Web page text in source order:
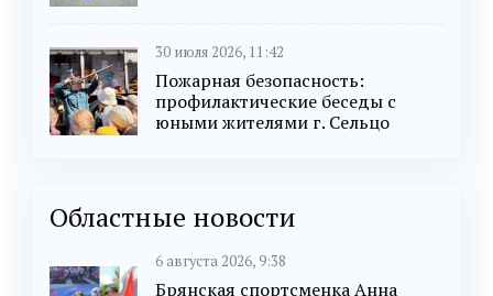
30 июля 2026, 11:42
Пожарная безопасность:
профилактические беседы с
юными жителями г. Сельцо
Областные новости
6 августа 2026, 9:38
Брянская спортсменка Анна